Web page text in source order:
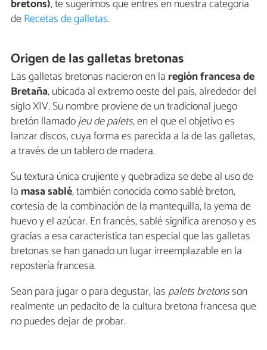
bretons), te sugerimos que entres en nuestra categoría
deRecetas de galletas.
Origen de las galletas bretonas
Las galletas bretonas nacieron en la región francesa de
Bretaña, ubicada al extremo oeste del país, alrededor del
siglo XIV. Su nombre proviene de un tradicional juego
bretón llamadojeu de palets, en el que el objetivo es
lanzar discos, cuya forma es parecida a la de las galletas,
a través de un tablero de madera.
Su textura única crujiente y quebradiza se debe al uso de
la masa sablé, también conocida como sablé breton,
cortesía de la combinación de la mantequilla, la yema de
huevo y el azúcar. En francés, sablé significa arenoso y es
gracias a esa característica tan especial que las galletas
bretonas se han ganado un lugar irreemplazable en la
repostería francesa.
Sean para jugar o para degustar, laspalets bretonsson
realmente un pedacito de la cultura bretona francesa que
no puedes dejar de probar.